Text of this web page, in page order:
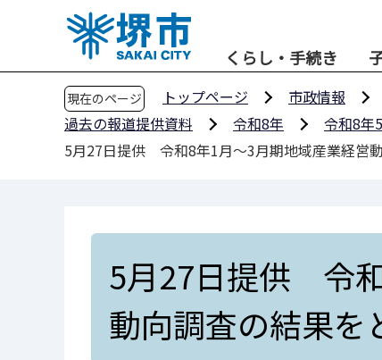
くらし・手続き
現在のページ トップページ 市政情報
過去の報道提供資料
令和8年
令和8年
5月27日提供 令和8年1月～3月期地域産業経営
5月27日提供 令
動向調査の結果を